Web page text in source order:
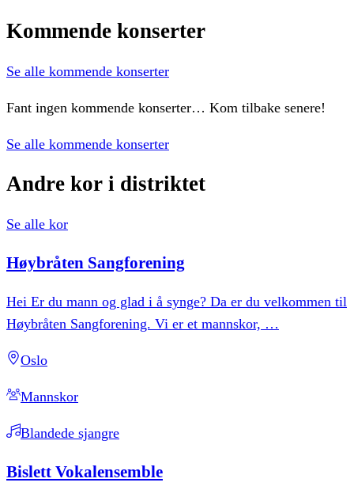
Kommende konserter
Se alle kommende konserter
Fant ingen kommende konserter… Kom tilbake senere!
Se alle kommende konserter
Andre kor i distriktet
Se alle kor
Høybråten Sangforening
Hei Er du mann og glad i å synge? Da er du velkommen til
Høybråten Sangforening. Vi er et mannskor, …
Oslo
Mannskor
Blandede sjangre
Bislett Vokalensemble